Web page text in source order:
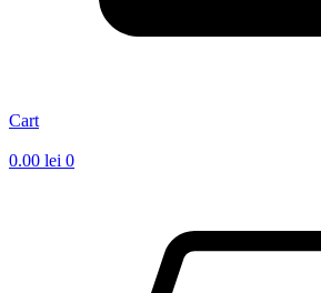
Cart
0.00 lei 0